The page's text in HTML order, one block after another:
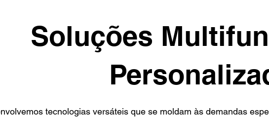
Soluções
tecnologias versáteis que se moldam às demandas